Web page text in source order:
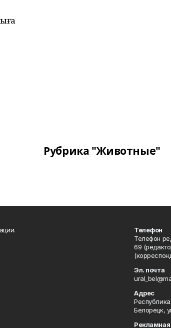
Рубрика "Животные"
Телефон
Телефон
69
Эл. почта
Адрес
Белорецк,